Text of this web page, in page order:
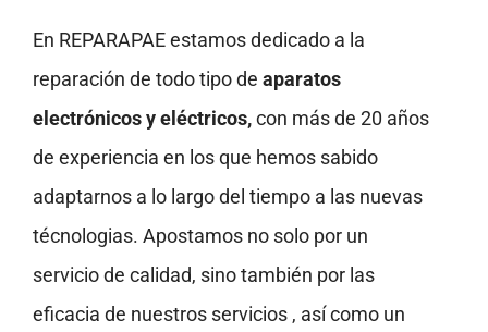
En REPARAPAE estamos dedicado a la
reparación de todo tipo de aparatos
electrónicos y eléctricos,con más de 20 años
de experiencia en los que hemos sabido
adaptarnos a lo largo del tiempo a las nuevas
técnologias. Apostamos no solo por un
servicio de calidad, sino también por las
eficacia de nuestros servicios , así como un